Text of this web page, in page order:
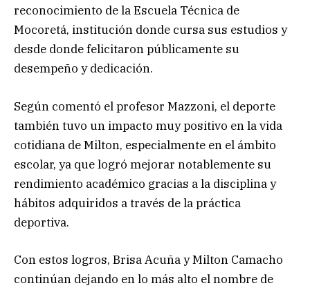
reconocimiento de la Escuela Técnica de
Mocoretá, institución donde cursa sus estudios y
desde donde felicitaron públicamente su
desempeño y dedicación.
Según comentó el profesor Mazzoni, el deporte
también tuvo un impacto muy positivo en la vida
cotidiana de Milton, especialmente en el ámbito
escolar, ya que logró mejorar notablemente su
rendimiento académico gracias a la disciplina y
hábitos adquiridos a través de la práctica
deportiva.
Con estos logros, Brisa Acuña y Milton Camacho
continúan dejando en lo más alto el nombre de